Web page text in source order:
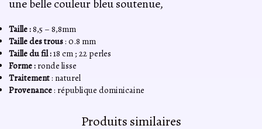
une belle couleur bleu soutenue,
Taille :8,5 – 8,8mm
Taille des trous: 0.8 mm
Taille du fil :18 cm ; 22 perles
Forme : ronde lisse
Traitement: naturel
Provenance: république dominicaine
Produits similaires